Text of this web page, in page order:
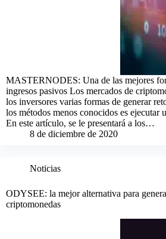
MASTERNODES: Una de las mejores
ingresos pasivos Los mercados de
los inversores varias formas de generar
los métodos menos conocidos es ejecutar
En este artículo, se le presentará a los…
8 de diciembre de 2020
Noticias
ODYSEE: la mejor alternativa para
criptomonedas